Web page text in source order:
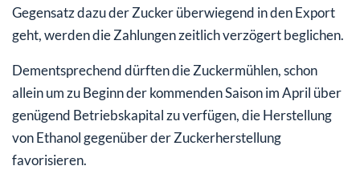
Gegensatz dazu der Zucker überwiegend in den Export
geht, werden die Zahlungen zeitlich verzögert beglichen.
Dementsprechend dürften die Zuckermühlen, schon
allein um zu Beginn der kommenden Saison im April über
genügend Betriebskapital zu verfügen, die Herstellung
von Ethanol gegenüber der Zuckerherstellung
favorisieren.